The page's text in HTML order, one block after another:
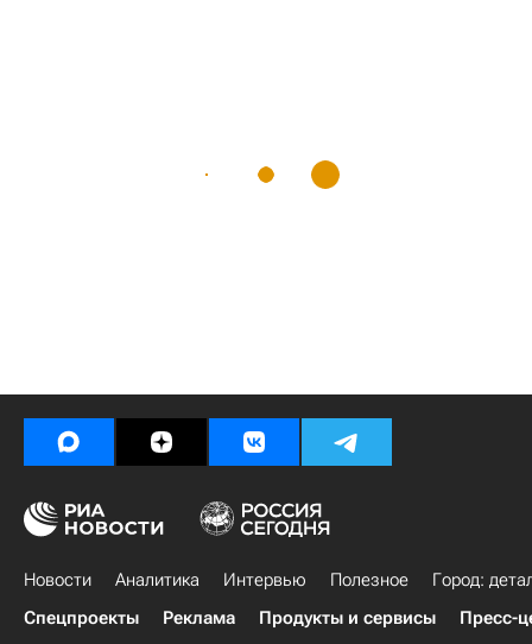
Новости Аналитика Интервью Полезное
Город:
Спецпроекты
Реклама Продукты и сервисы Пресс-